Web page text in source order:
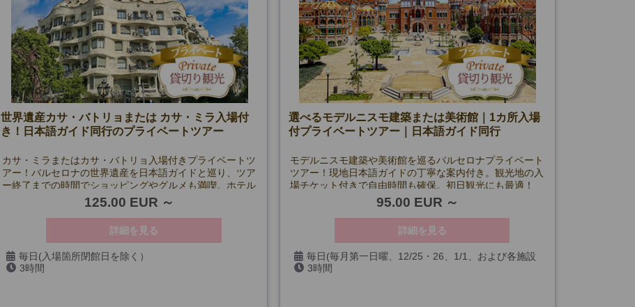
世界遺産カサ・バトリョまたは カサ・ミラ入場付
き！日本語ガイド同行のプライベートツアー
カサ・ミラまたはカサ・バトリョ入場付きプライベートツ
アー！バルセロナの世界遺産を日本語ガイドと巡り、ツア
ー終了までの時間でショッピングやグルメも満喫。ホテル
発着で安心、初めての方にも最適です！
125.00 EUR
詳細を見る
毎日(入場箇所閉館日を除く）
3時間
選べるモデルニスモ建築または美術館｜1カ所入場
付プライベートツアー｜日本語ガイド同行
モデルニスモ建築や美術館を巡るバルセロナプライベート
ツアー！現地日本語ガイドの丁寧な案内付き。観光地の入
場チケット付きで自由時間も確保。初日観光にも最適！
95.00 EUR
詳細を見る
毎日(毎月第一日曜、12/25・26、1/1、および各施設
クローズ日を除く
3時間